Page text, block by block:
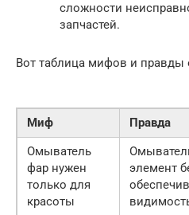
сложности
запчастей.
Вот таблица мифов и правды
Миф
Правда
Омыватель
фар нужен
только для
красоты
элемент